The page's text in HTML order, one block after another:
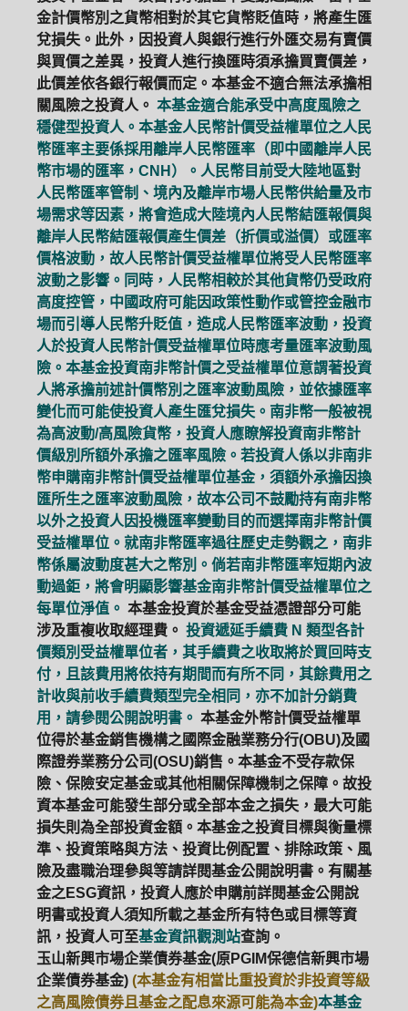
金計價幣別之貨幣相對於其它貨幣貶值時，將產生匯
兌損失。此外，因投資人與銀行進行外匯交易有賣價
與買價之差異，投資人進行換匯時須承擔買賣價差，
此價差依各銀行報價而定。本基金不適合無法承擔相
關風險之投資人。 本基金適合能承受中高度風險之
穩健型投資人。本基金人民幣計價受益權單位之人民
幣匯率主要係採用離岸人民幣匯率（即中國離岸人民
幣市場的匯率，CNH）。人民幣目前受大陸地區對
人民幣匯率管制、境內及離岸市場人民幣供給量及市
場需求等因素，將會造成大陸境內人民幣結匯報價與
離岸人民幣結匯報價產生價差（折價或溢價）或匯率
價格波動，故人民幣計價受益權單位將受人民幣匯率
波動之影響。同時，人民幣相較於其他貨幣仍受政府
高度控管，中國政府可能因政策性動作或管控金融市
場而引導人民幣升貶值，造成人民幣匯率波動，投資
人於投資人民幣計價受益權單位時應考量匯率波動風
險。本基金投資南非幣計價之受益權單位意謂著投資
人將承擔前述計價幣別之匯率波動風險，並依據匯率
變化而可能使投資人產生匯兌損失。南非幣一般被視
為高波動/高風險貨幣，投資人應瞭解投資南非幣計
價級別所額外承擔之匯率風險。若投資人係以非南非
幣申購南非幣計價受益權單位基金，須額外承擔因換
匯所生之匯率波動風險，故本公司不鼓勵持有南非幣
以外之投資人因投機匯率變動目的而選擇南非幣計價
受益權單位。就南非幣匯率過往歷史走勢觀之，南非
幣係屬波動度甚大之幣別。倘若南非幣匯率短期內波
動過鉅，將會明顯影響基金南非幣計價受益權單位之
每單位淨值。 本基金投資於基金受益憑證部分可能
涉及重複收取經理費。 投資遞延手續費 N 類型各計
價類別受益權單位者，其手續費之收取將於買回時支
付，且該費用將依持有期間而有所不同，其餘費用之
計收與前收手續費類型完全相同，亦不加計分銷費
用，請參閱公開說明書。 本基金外幣計價受益權單
位得於基金銷售機構之國際金融業務分行(OBU)及國
際證券業務分公司(OSU)銷售。本基金不受存款保
險、保險安定基金或其他相關保障機制之保障。故投
資本基金可能發生部分或全部本金之損失，最大可能
損失則為全部投資金額。本基金之投資目標與衡量標
準、投資策略與方法、投資比例配置、排除政策、風
險及盡職治理參與等請詳閱基金公開說明書。有關基
金之ESG資訊，投資人應於申購前詳閱基金公開說
明書或投資人須知所載之基金所有特色或目標等資
訊，投資人可至基金資訊觀測站查詢。
玉山新興市場企業債券基金(原PGIM保德信新興市場
企業債券基金) (本基金有相當比重投資於非投資等級
之高風險債券且基金之配息來源可能為本金)本基金